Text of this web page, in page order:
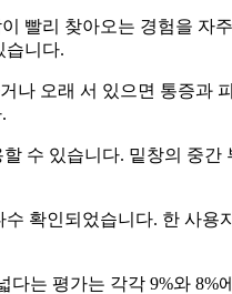
빨리 찾아오는 경험을 자
습니다.
나 오래 서 있으면 통증과
수 있습니다. 밑창의 중
확인되었습니다. 한 사용
는 평가는 각각 9%와 8%